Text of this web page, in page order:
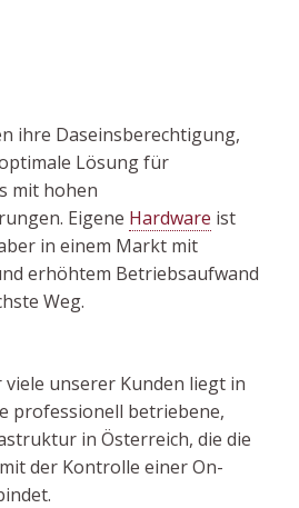
ihre Daseinsberechtigung,
Lösung für
mit hohen
Eigene Hardware ist
in einem Markt mit
erhöhtem Betriebsaufwand
Weg.
unserer Kunden liegt in
professionell betriebene,
in Österreich, die die
mit der Kontrolle einer On-